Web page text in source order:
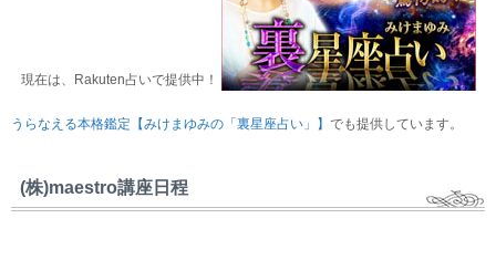
現在は、Rakuten占いで提供中！
うらなえる本格鑑定【みけまゆみの「裏星座占い」】 でも提供しています。
(株)maestro講座日程